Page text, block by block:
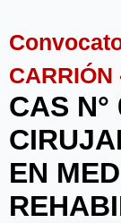
CARRIÓN
CAS N°
EN